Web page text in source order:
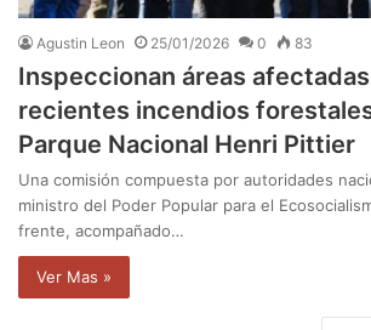
Agustin Leon 25/01/2026 0 83
Inspeccionan áreas
recientes incendios
Parque Nacional Henri Pittier
Una comisión compuesta por autoridades
ministro del Poder Popular para el
frente, acompañado…
Ver Mas »